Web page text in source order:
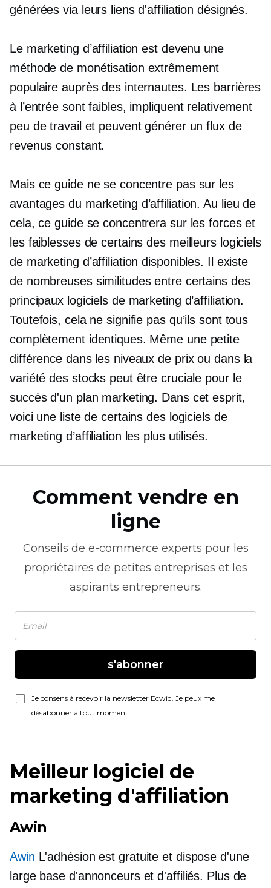
générées via leurs liens d'affiliation désignés.
Le marketing d’affiliation est devenu une
méthode de monétisation extrêmement
populaire auprès des internautes. Les barrières
à l’entrée sont faibles, impliquent relativement
peu de travail et peuvent générer un flux de
revenus constant.
Mais ce guide ne se concentre pas sur les
avantages du marketing d’affiliation. Au lieu de
cela, ce guide se concentrera sur les forces et
les faiblesses de certains des meilleurs logiciels
de marketing d’affiliation disponibles. Il existe
de nombreuses similitudes entre certains des
principaux logiciels de marketing d’affiliation.
Toutefois, cela ne signifie pas qu’ils sont tous
complètement identiques. Même une petite
différence dans les niveaux de prix ou dans la
variété des stocks peut être cruciale pour le
succès d'un plan marketing. Dans cet esprit,
voici une liste de certains des logiciels de
marketing d’affiliation les plus utilisés.
Comment vendre en
ligne
Conseils de e-commerce experts pour les
propriétaires de petites entreprises et les
aspirants entrepreneurs.
s'abonner
Je consens à recevoir la newsletter Ecwid. Je peux me
désabonner à tout moment.
Meilleur logiciel de
marketing d'affiliation
Awin
Awin L'adhésion est gratuite et dispose d'une
large base d'annonceurs et d'affiliés. Plus de